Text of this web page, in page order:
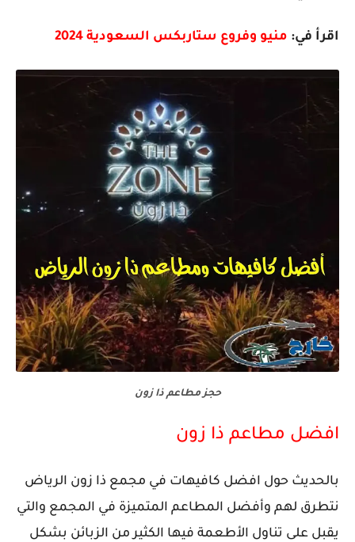
اقرأ في: منيو وفروع ستاربكس السعودية 2024
حجز مطاعم ذا زون
افضل مطاعم ذا زون
بالحديث حول افضل كافيهات في مجمع ذا زون الرياض
نتطرق لهم وأفضل المطاعم المتميزة في المجمع والتي
يقبل على تناول الأطعمة فيها الكثير من الزبائن بشكل